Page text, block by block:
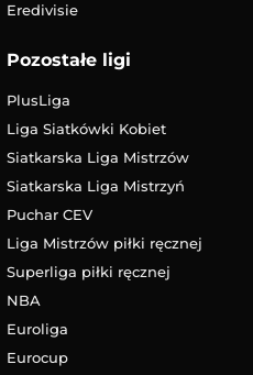
Eredivisie
Pozostałe ligi
PlusLiga
Liga Siatkówki Kobiet
Siatkarska Liga Mistrzów
Siatkarska Liga Mistrzyń
Puchar CEV
Liga Mistrzów piłki ręcznej
Superliga piłki ręcznej
NBA
Euroliga
Eurocup